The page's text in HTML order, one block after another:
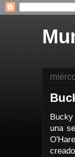
una